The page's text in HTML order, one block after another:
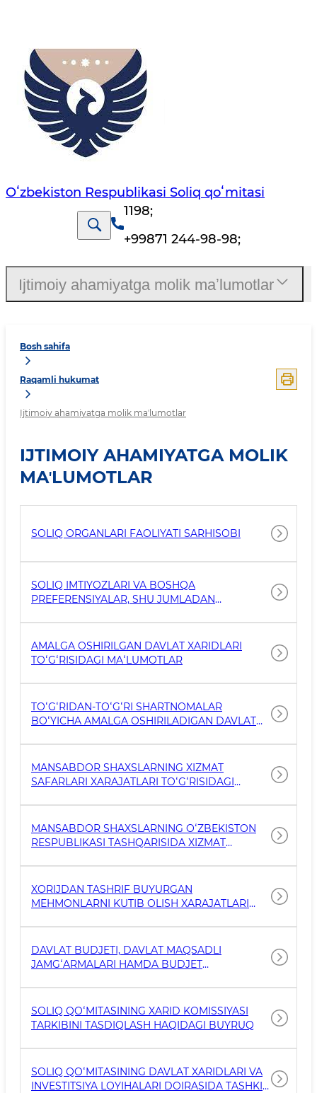
Oʻzbekiston Respublikasi Soliq qoʻmitasi
1198;
+99871 244-98-98;
Bosh sahifa
Raqamli hukumat
Ijtimoiy ahamiyatga molik maʼlumotlar
IJTIMOIY AHAMIYATGA MOLIK
MAʼLUMOTLAR
SOLIQ ORGANLARI FAOLIYATI SARHISOBI
SOLIQ IMTIYOZLARI VA BOSHQA
PREFERENSIYALAR, SHU JUMLADAN
SUBYEKTLAR, ULARNING YAKUNIY
BENEFITSIAR (FOYDA OLUVCHI) JISMONIY
SHAXSLARI, ULARNING TOʻLAGAN SOLIQLARI
TOʻGʻRISIDAGI MAʻLUMOTLAR
AMALGA OSHIRILGAN DAVLAT XARIDLARI
TOʻGʻRISIDAGI MAʻLUMOTLAR
TOʻGʻRIDAN-TOʻGʻRI SHARTNOMALAR
BOʻYICHA AMALGA OSHIRILADIGAN DAVLAT
MANSABDOR SHAXSLARNING XIZMAT
SAFARLARI XARAJATLARI TOʻGʻRISIDAGI
MANSABDOR SHAXSLARNING OʻZBEKISTON
RESPUBLIKASI TASHQARISIDA XIZMAT
MAʻLUMOTLAR
XORIJDAN TASHRIF BUYURGAN
MEHMONLARNI KUTIB OLISH XARAJATLARI
DAVLAT BUDJETI, DAVLAT MAQSADLI
JAMGʻARMALARI HAMDA BUDJET
JAMGʻARMALARI HISOBIGA XARID QILINISHI
REJALASHTIRILGAN TOVARLAR (ISHLAR,
XIZMATLAR) TOʻGʻRISIDAGI MAʻLUMOTLAR
SOLIQ QOʻMITASINING XARID KOMISSIYASI
TARKIBINI TASDIQLASH HAQIDAGI BUYRUQ
SOLIQ QOʻMITASINING DAVLAT XARIDLARI VA
INVESTITSIYA LOYIHALARI DOIRASIDA TASHKIL
Ijtimoiy ahamiyatga molik maʼlumotlar